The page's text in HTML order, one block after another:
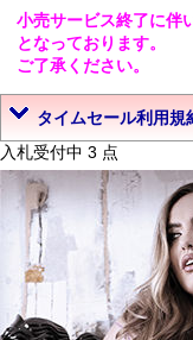
小売サービス終了に伴
となっております。
ご了承ください。
タイムセール利用規
入札受付中 3 点